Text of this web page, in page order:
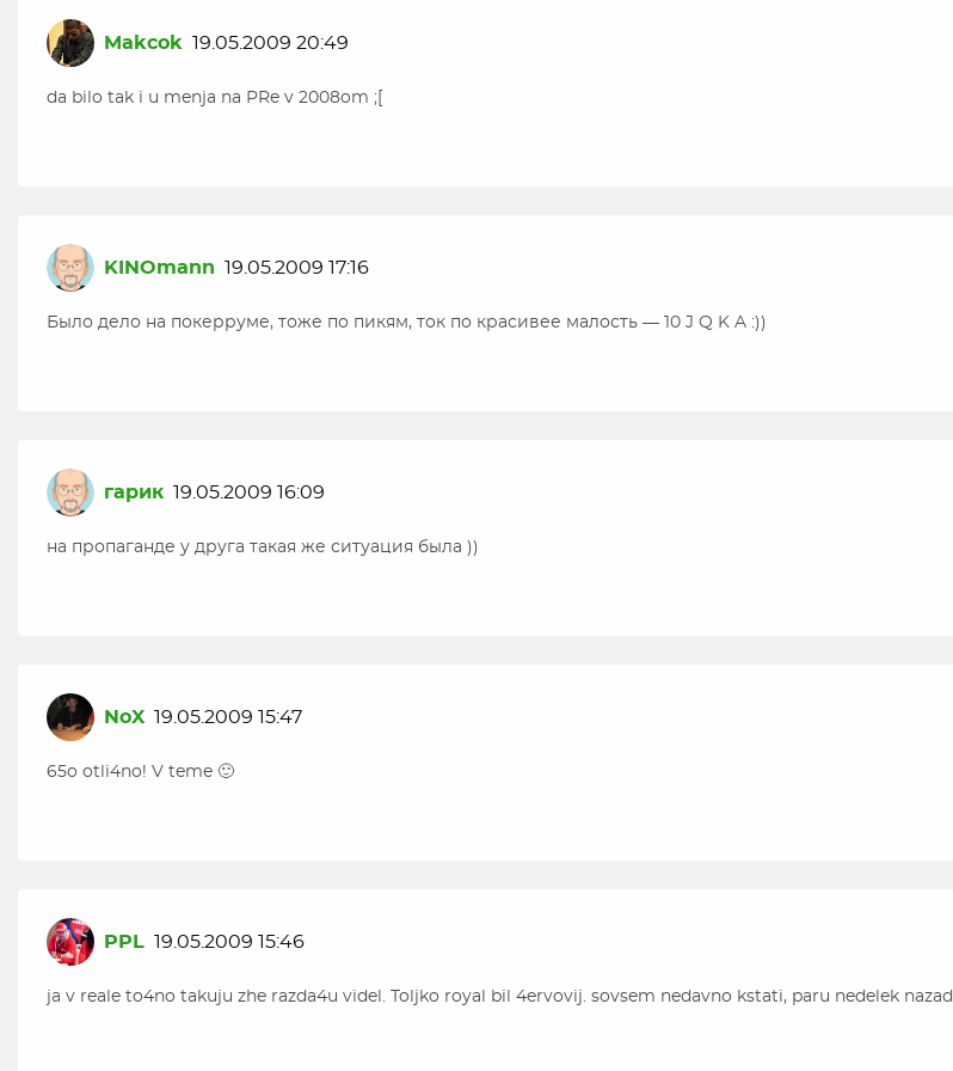
Makcok 19.05.2009 20:49
da bilo tak i u menja na PRe v 2008om ;[
KINOmann 19.05.2009 17:16
Было дело на покерруме, тоже по пикям, ток по красивее малость — 10 J Q K A :))
гарик 19.05.2009 16:09
на пропаганде у друга такая же ситуация была ))
NoX 19.05.2009 15:47
65o otli4no! V teme 🙂
PPL 19.05.2009 15:46
ja v reale to4no takuju zhe razda4u videl. Toljko royal bil 4ervovij. sovsem nedavno kstati, paru nedelek nazad